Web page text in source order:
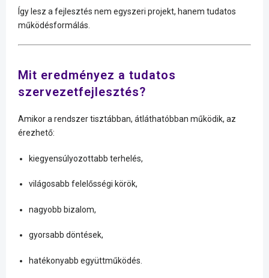
Így lesz a fejlesztés nem egyszeri projekt, hanem tudatos
működésformálás.
Mit eredményez a tudatos
szervezetfejlesztés?
Amikor a rendszer tisztábban, átláthatóbban működik, az
érezhető:
kiegyensúlyozottabb terhelés,
világosabb felelősségi körök,
nagyobb bizalom,
gyorsabb döntések,
hatékonyabb együttműködés.